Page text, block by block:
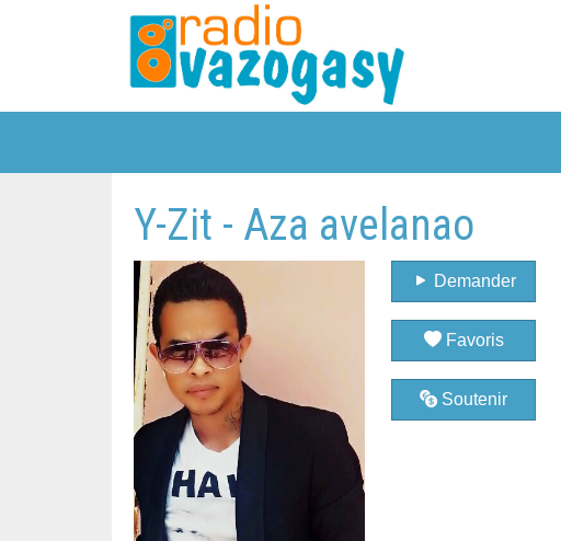
Y-Zit - Aza avelanao
Demander
Favoris
Soutenir